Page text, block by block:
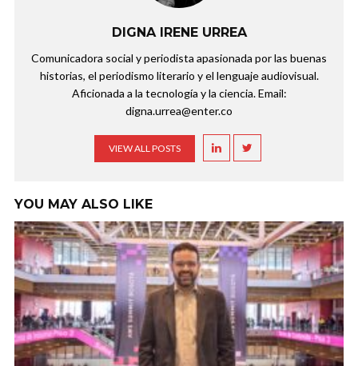
DIGNA IRENE URREA
Comunicadora social y periodista apasionada por las buenas
historias, el periodismo literario y el lenguaje audiovisual.
Aficionada a la tecnología y la ciencia. Email:
digna.urrea@enter.co
VIEW ALL POSTS
YOU MAY ALSO LIKE